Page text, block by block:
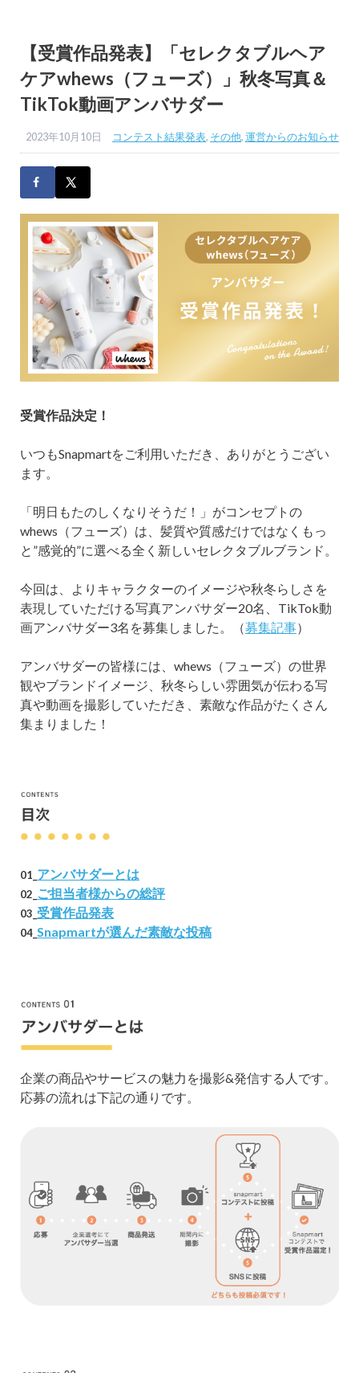
【受賞作品発表】「セレクタブルヘア
ケアwhews（フューズ）」秋冬写真＆
TikTok動画アンバサダー
2023年10月10日 コンテスト結果発表, その他,運営からのお知らせ
受賞作品決定！
いつもSnapmartをご利用いただき、ありがとうござい
ます。
「明日もたのしくなりそうだ！」がコンセプトの
whews（フューズ）は、髪質や質感だけではなくもっ
と”感覚的”に選べる全く新しいセレクタブルブランド。
今回は、よりキャラクターのイメージや秋冬らしさを
表現していただける写真アンバサダー20名、TikTok動
画アンバサダー3名を募集しました。（募集記事）
アンバサダーの皆様には、whews（フューズ）の世界
観やブランドイメージ、秋冬らしい雰囲気が伝わる写
真や動画を撮影していただき、素敵な作品がたくさん
集まりました！
01_ アンバサダーとは
02_ ご担当者様からの総評
03_ 受賞作品発表
04_ Snapmartが選んだ素敵な投稿
企業の商品やサービスの魅力を撮影&発信する人です。
応募の流れは下記の通りです。